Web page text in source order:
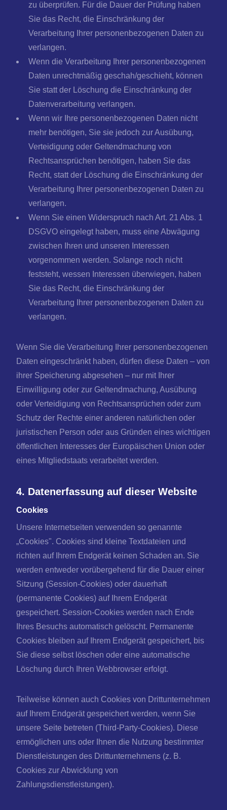
zu überprüfen. Für die Dauer der Prüfung haben
Sie das Recht, die Einschränkung der
Verarbeitung Ihrer personenbezogenen Daten zu
verlangen.
Wenn die Verarbeitung Ihrer personenbezogenen
Daten unrechtmäßig geschah/geschieht, können
Sie statt der Löschung die Einschränkung der
Datenverarbeitung verlangen.
Wenn wir Ihre personenbezogenen Daten nicht
mehr benötigen, Sie sie jedoch zur Ausübung,
Verteidigung oder Geltendmachung von
Rechtsansprüchen benötigen, haben Sie das
Recht, statt der Löschung die Einschränkung der
Verarbeitung Ihrer personenbezogenen Daten zu
verlangen.
Wenn Sie einen Widerspruch nach Art. 21 Abs. 1
DSGVO eingelegt haben, muss eine Abwägung
zwischen Ihren und unseren Interessen
vorgenommen werden. Solange noch nicht
feststeht, wessen Interessen überwiegen, haben
Sie das Recht, die Einschränkung der
Verarbeitung Ihrer personenbezogenen Daten zu
verlangen.
Wenn Sie die Verarbeitung Ihrer personenbezogenen
Daten eingeschränkt haben, dürfen diese Daten – von
ihrer Speicherung abgesehen – nur mit Ihrer
Einwilligung oder zur Geltendmachung, Ausübung
oder Verteidigung von Rechtsansprüchen oder zum
Schutz der Rechte einer anderen natürlichen oder
juristischen Person oder aus Gründen eines wichtigen
öffentlichen Interesses der Europäischen Union oder
eines Mitgliedstaats verarbeitet werden.
4. Datenerfassung auf dieser Website
Cookies
Unsere Internetseiten verwenden so genannte
„Cookies". Cookies sind kleine Textdateien und
richten auf Ihrem Endgerät keinen Schaden an. Sie
werden entweder vorübergehend für die Dauer einer
Sitzung (Session-Cookies) oder dauerhaft
(permanente Cookies) auf Ihrem Endgerät
gespeichert. Session-Cookies werden nach Ende
Ihres Besuchs automatisch gelöscht. Permanente
Cookies bleiben auf Ihrem Endgerät gespeichert, bis
Sie diese selbst löschen oder eine automatische
Löschung durch Ihren Webbrowser erfolgt.
Teilweise können auch Cookies von Drittunternehmen
auf Ihrem Endgerät gespeichert werden, wenn Sie
unsere Seite betreten (Third-Party-Cookies). Diese
ermöglichen uns oder Ihnen die Nutzung bestimmter
Dienstleistungen des Drittunternehmens (z. B.
Cookies zur Abwicklung von
Zahlungsdienstleistungen).